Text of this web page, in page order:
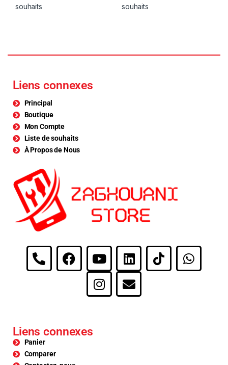
souhaits
souhaits
Liens connexes
Principal
Boutique
Mon Compte
Liste de souhaits
À Propos de Nous
Liens connexes
Panier
Comparer